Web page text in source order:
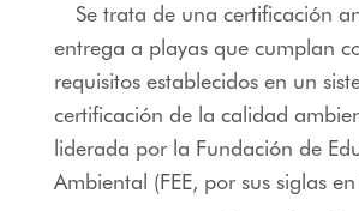
Se trata de una certificación
entrega a playas que cumplan
requisitos establecidos en un
certificación de la calidad
liderada por la Fundación de
Ambiental (FEE, por sus siglas